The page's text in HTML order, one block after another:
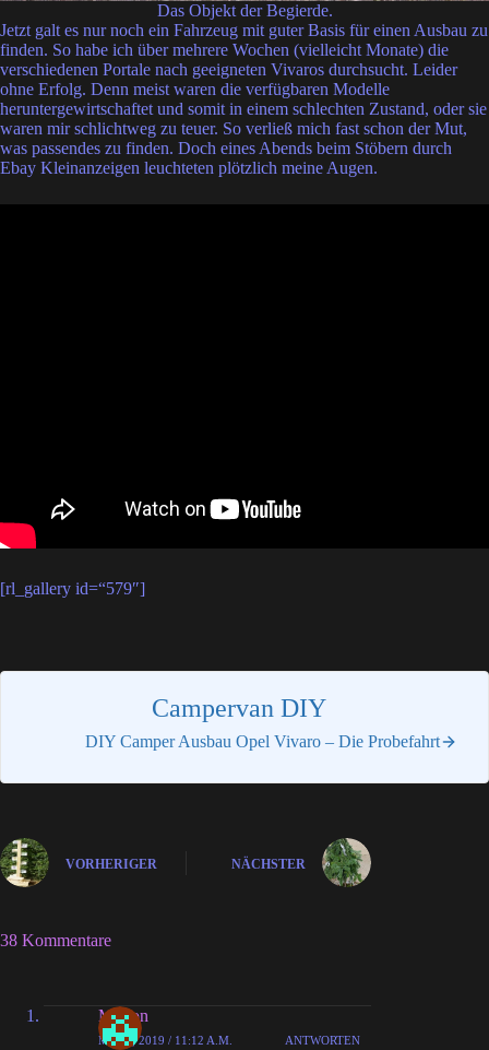
Das Objekt der Begierde.
Jetzt galt es nur noch ein Fahrzeug mit guter Basis für einen Ausbau zu
finden. So habe ich über mehrere Wochen (vielleicht Monate) die
verschiedenen Portale nach geeigneten Vivaros durchsucht. Leider
ohne Erfolg. Denn meist waren die verfügbaren Modelle
heruntergewirtschaftet und somit in einem schlechten Zustand, oder sie
waren mir schlichtweg zu teuer. So verließ mich fast schon der Mut,
was passendes zu finden. Doch eines Abends beim Stöbern durch
Ebay Kleinanzeigen leuchteten plötzlich meine Augen.
[rl_gallery id=“579″]
Campervan DIY
DIY Camper Ausbau Opel Vivaro – Die Probefahrt
VORHERIGER NÄCHSTER
38 Kommentare
Marlon
MAI 7, 2019 / 11:12 A.M. ANTWORTEN